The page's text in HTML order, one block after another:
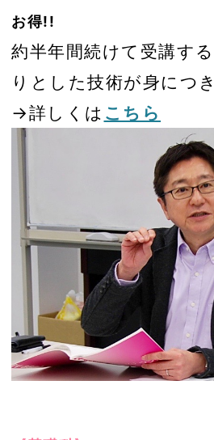
お得!!
約半年間続けて受講す
りとした技術が身につ
→詳しくは こちら